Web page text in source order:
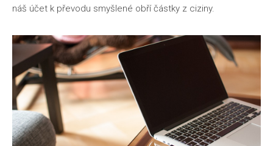
náš účet k převodu smyšlené obří částky z ciziny.